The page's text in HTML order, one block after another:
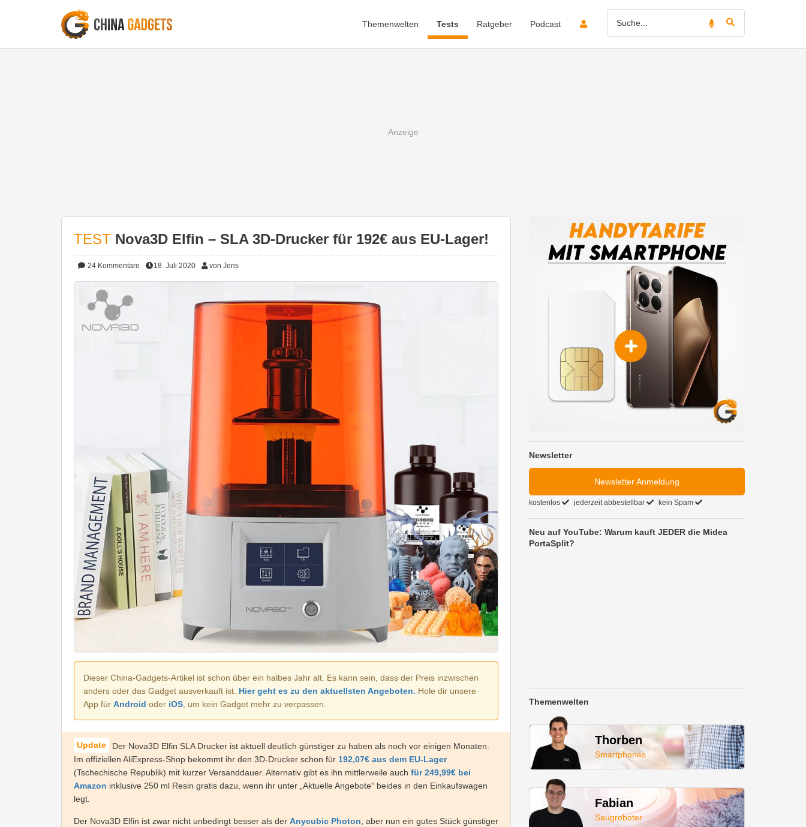
Themenwelten Tests Ratgeber Podcast
TEST Nova3D Elfin – SLA 3D-Drucker für 192€ aus EU-Lager!
24 Kommentare 18. Juli 2020 von Jens
Dieser China-Gadgets-Artikel ist schon über ein halbes Jahr alt. Es kann sein, dass der Preis inzwischen
anders oder das Gadget ausverkauft ist. Hier geht es zu den aktuellsten Angeboten. Hole dir unsere
App für Android oder iOS, um kein Gadget mehr zu verpassen.
Der Nova3D Elfin SLA Drucker ist aktuell deutlich günstiger zu haben als noch vor einigen Monaten.
Im offiziellen AliExpress-Shop bekommt ihr den 3D-Drucker schon für 192,07€ aus dem EU-Lager
(Tschechische Republik) mit kurzer Versanddauer. Alternativ gibt es ihn mittlerweile auch für 249,99€ bei
Amazon inklusive 250 ml Resin gratis dazu, wenn ihr unter „Aktuelle Angebote“ beides in den Einkaufswagen
legt.
Der Nova3D Elfin ist zwar nicht unbedingt besser als der Anycubic Photon, aber nun ein gutes Stück günstiger
Newsletter
Newsletter Anmeldung
kostenlos jederzeit abbestellbar kein Spam
Neu auf YouTube: Warum kauft JEDER die Midea
PortaSplit?
Themenwelten
Thorben
Smartphones
Fabian
Saugroboter